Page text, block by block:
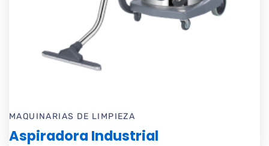
MAQUINARIAS DE LIMPIEZA
Aspiradora Industrial